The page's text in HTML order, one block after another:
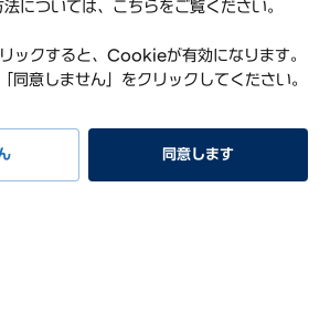
利用規約
問
合わせ
については、こちらをご覧ください。
ックすると、Cookieが有効になります。
同意しません」をクリックしてください。
同意します